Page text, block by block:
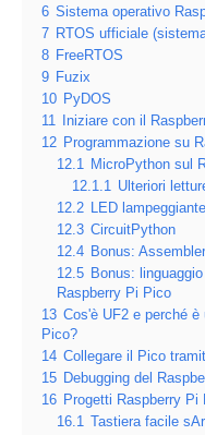
6 Sistema operativo
7 RTOS ufficiale
8 FreeRTOS
9 Fuzix
10 PyDOS
11
Iniziare con il
12 Programmazione su
12.1 MicroPython sul
12.1.1 Ulteriori
12.2 LED
12.3 CircuitPython
12.4 Bonus:
12.5 Bonus:
Raspberry Pi Pico
13 Cos'è UF2 e perché
Pico?
14 Collegare il Pico
15 Debugging del
16 Progetti Raspberry Pi
16.1
Tastiera facile